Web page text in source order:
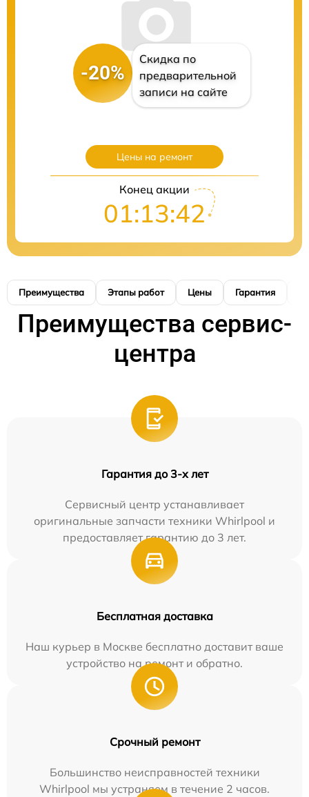
-20%
Скидка по
предварительной
записи на сайте
Цены на ремонт
Конец акции
01:13:40
Преимущества Этапы работ Цены Гарантия
Преимущества сервис-
центра
Гарантия до 3-х лет
Сервисный центр устанавливает
оригинальные запчасти техники Whirlpool и
предоставляет гарантию до 3 лет.
Бесплатная доставка
Наш курьер в Москве бесплатно доставит ваше
устройство на ремонт и обратно.
Срочный ремонт
Большинство неисправностей техники
Whirlpool мы устраняем в течение 2 часов.